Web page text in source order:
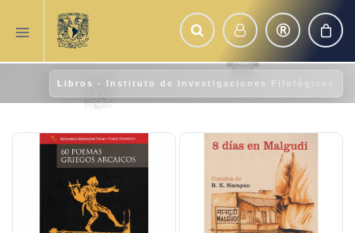
Libros - Instituto de Investigaciones Filológicas